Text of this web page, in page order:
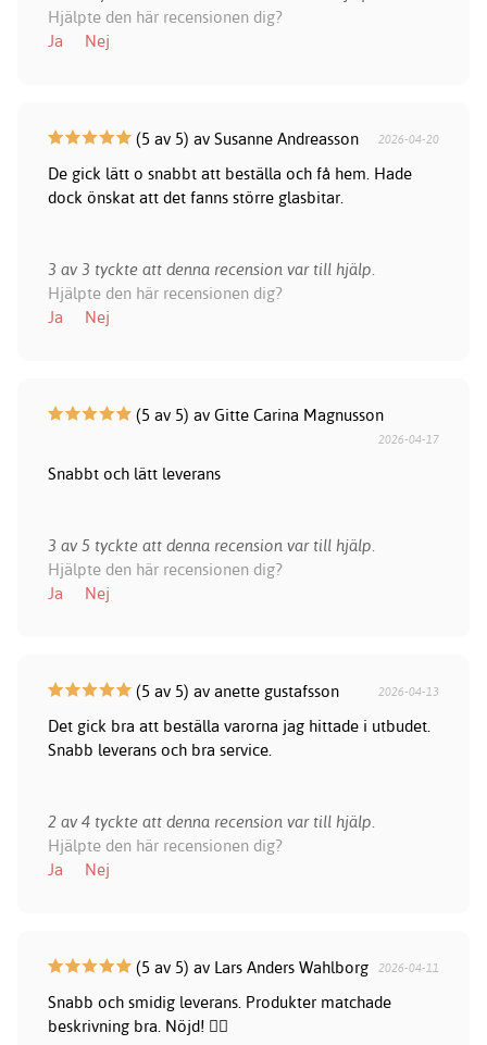
Hjälpte den här recensionen dig?
Ja
Nej
(5 av 5) av Susanne Andreasson 2026-04-20
De gick lätt o snabbt att beställa och få hem. Hade
dock önskat att det fanns större glasbitar.
3 av 3 tyckte att denna recension var till hjälp.
Hjälpte den här recensionen dig?
Ja
Nej
(5 av 5) av Gitte Carina Magnusson
2026-04-17
Snabbt och lätt leverans
3 av 5 tyckte att denna recension var till hjälp.
Hjälpte den här recensionen dig?
Ja
Nej
(5 av 5) av anette gustafsson 2026-04-13
Det gick bra att beställa varorna jag hittade i utbudet.
Snabb leverans och bra service.
2 av 4 tyckte att denna recension var till hjälp.
Hjälpte den här recensionen dig?
Ja
Nej
(5 av 5) av Lars Anders Wahlborg 2026-04-11
Snabb och smidig leverans. Produkter matchade
beskrivning bra. Nöjd! 👍🏻